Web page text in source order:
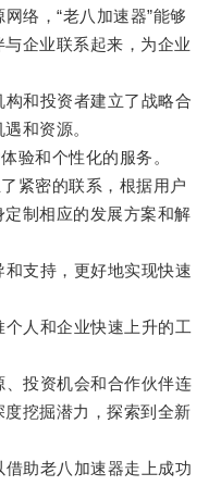
络，“老八加速器”能够
企业联系起来，为企业
和投资者建立了战略合
和资源。
和个性化的服务。
紧密的联系，根据用户
制相应的发展方案和解
支持，更好地实现快速
人和企业快速上升的工
投资机会和合作伙伴连
挖掘潜力，探索到全新
助老八加速器走上成功